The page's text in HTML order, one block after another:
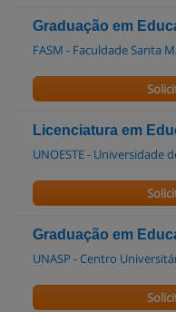
Graduação em
FASM - Faculdade Santa
Licenciatura em
UNOESTE - Universidade
Graduação em
UNASP - Centro